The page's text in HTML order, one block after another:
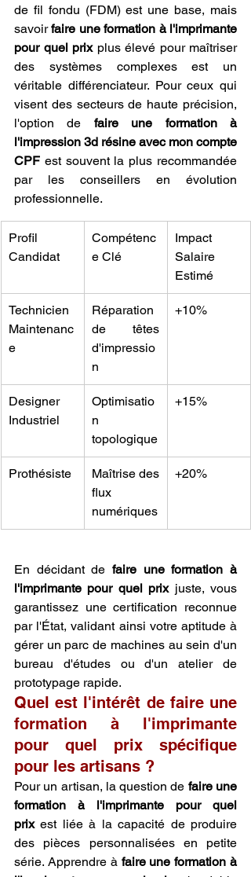
de fil fondu (FDM) est une base, mais
savoir faire une formation à l'imprimante
pour quel prix plus élevé pour maîtriser
des systèmes complexes est un
véritable différenciateur. Pour ceux qui
visent des secteurs de haute précision,
l'option de faire une formation à
l'impression 3d résine avec mon compte
CPF est souvent la plus recommandée
par les conseillers en évolution
professionnelle.
Profil
Candidat
Compétenc
e Clé
Impact
Salaire
Estimé
Technicien
Maintenanc
e
Réparation
de têtes
d'impressio
n
+10%
Designer
Industriel
Optimisatio
n
topologique
+15%
Prothésiste
Maîtrise des
flux
numériques
+20%
En décidant de faire une formation à
l'imprimante pour quel prix juste, vous
garantissez une certification reconnue
par l'État, validant ainsi votre aptitude à
gérer un parc de machines au sein d'un
bureau d'études ou d'un atelier de
prototypage rapide.
Quel est l'intérêt de faire une
formation à l'imprimante
pour quel prix spécifique
pour les artisans ?
Pour un artisan, la question de faire une
formation à l'imprimante pour quel
prix est liée à la capacité de produire
des pièces personnalisées en petite
série. Apprendre à faire une formation à